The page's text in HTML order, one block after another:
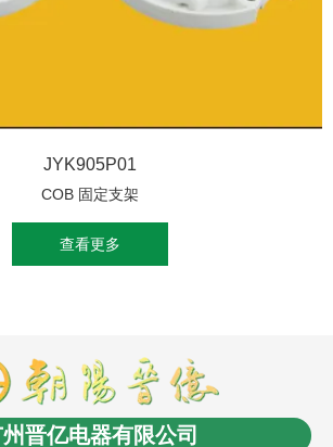
JYK905P01
COB 固定支架
查看更多
LED 消防工程安装 商业电子秤
信号干扰屏蔽反制 沈阳油浸式变压
州晋亿电器有限公司